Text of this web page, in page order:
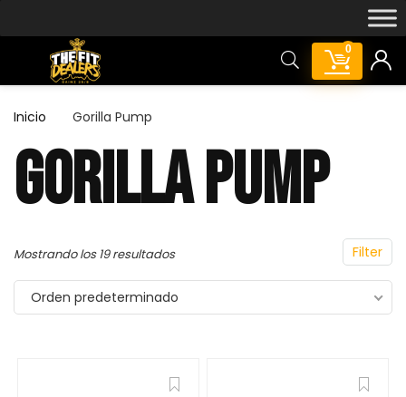
0
Inicio Gorilla Pump
GORILLA PUMP
Filter
Mostrando los 19 resultados
Orden predeterminado